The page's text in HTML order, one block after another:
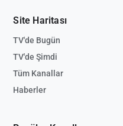
Site Haritası
TV'de Bugün
TV'de Şimdi
Tüm Kanallar
Haberler